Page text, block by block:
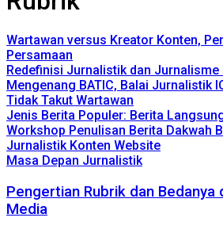
Wartawan versus Kreator Konten,
Persamaan
Redefinisi Jurnalistik dan Jurnalisme
Mengenang BATIC, Balai Jurnalistik
Tidak Takut Wartawan
Jenis Berita Populer: Berita
Workshop Penulisan Berita Dakwah
Jurnalistik Konten Website
Masa Depan Jurnalistik
Pengertian Rubrik dan Bedanya
Media